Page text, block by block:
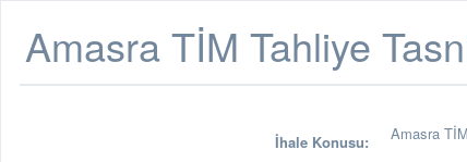
Amasra TİM Tahliye
İhale Konusu: Amasra